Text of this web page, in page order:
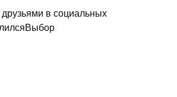
в социальных